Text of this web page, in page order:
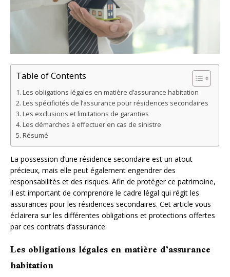
Table of Contents
Les obligations légales en matière d’assurance habitation
Les spécificités de l’assurance pour résidences secondaires
Les exclusions et limitations de garanties
Les démarches à effectuer en cas de sinistre
Résumé
La possession d’une résidence secondaire est un atout
précieux, mais elle peut également engendrer des
responsabilités et des risques. Afin de protéger ce patrimoine,
il est important de comprendre le cadre légal qui régit les
assurances pour les résidences secondaires. Cet article vous
éclairera sur les différentes obligations et protections offertes
par ces contrats d’assurance.
Les obligations légales en matière d’assurance
habitation